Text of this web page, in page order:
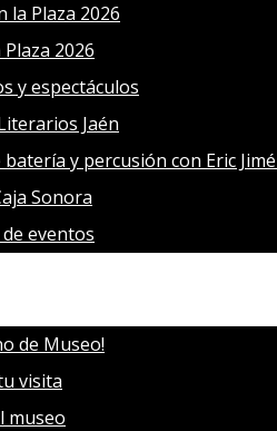
la Plaza 2026
Plaza 2026
y espectáculos
Jaén
batería y percusión con Eric
Sonora
eventos
de Museo!
visita
museo